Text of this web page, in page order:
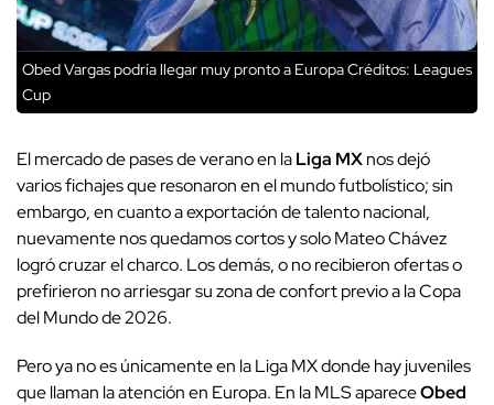
Obed Vargas podría llegar muy pronto a EuropaCréditos: Leagues
Cup
El mercado de pases de verano en laLiga MXnos dejó
varios fichajes que resonaron en el mundo futbolístico; sin
embargo, en cuanto a exportación de talento nacional,
nuevamente nos quedamos cortos y solo Mateo Chávez
logró cruzar el charco. Los demás, o no recibieron ofertas o
prefirieron no arriesgar su zona de confort previo a la Copa
del Mundo de 2026.
Pero ya no es únicamente en la Liga MX donde hay juveniles
que llaman la atención en Europa. En la MLS apareceObed